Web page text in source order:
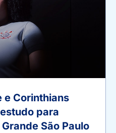
e Corinthians
para
São Paulo